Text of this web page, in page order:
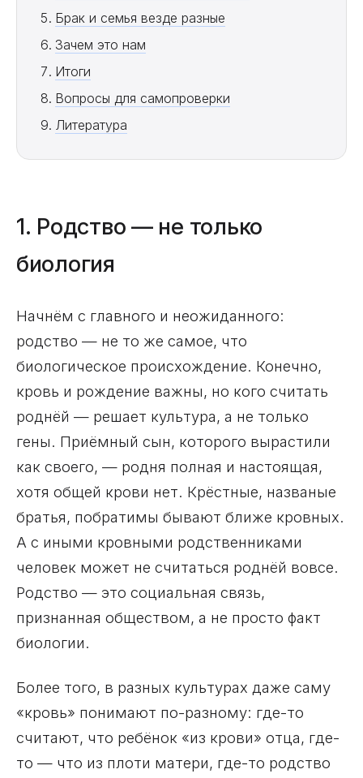
Брак и семья везде разные
Зачем это нам
Итоги
Вопросы для самопроверки
Литература
1. Родство — не только
биология
Начнём с главного и неожиданного:
родство — не то же самое, что
биологическое происхождение. Конечно,
кровь и рождение важны, но кого считать
роднёй — решает культура, а не только
гены. Приёмный сын, которого вырастили
как своего, — родня полная и настоящая,
хотя общей крови нет. Крёстные, названые
братья, побратимы бывают ближе кровных.
А с иными кровными родственниками
человек может не считаться роднёй вовсе.
Родство — это социальная связь,
признанная обществом, а не просто факт
биологии.
Более того, в разных культурах даже саму
«кровь» понимают по-разному: где-то
считают, что ребёнок «из крови» отца, где-
то — что из плоти матери, где-то родство